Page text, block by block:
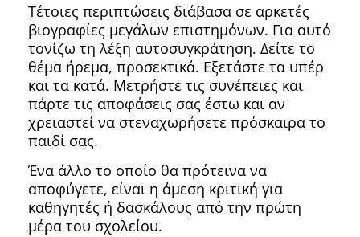
Τέτοιες περιπτώσεις διάβασα σε αρκετές
βιογραφίες μεγάλων επιστημόνων. Για αυτό
τονίζω τη λέξη αυτοσυγκράτηση. Δείτε το
θέμα ήρεμα, προσεκτικά. Εξετάστε τα υπέρ
και τα κατά. Μετρήστε τις συνέπειες και
πάρτε τις αποφάσεις σας έστω και αν
χρειαστεί να στεναχωρήσετε πρόσκαιρα το
παιδί σας.
Ένα άλλο το οποίο θα πρότεινα να
αποφύγετε, είναι η άμεση κριτική για
καθηγητές ή δασκάλους από την πρώτη
μέρα του σχολείου.